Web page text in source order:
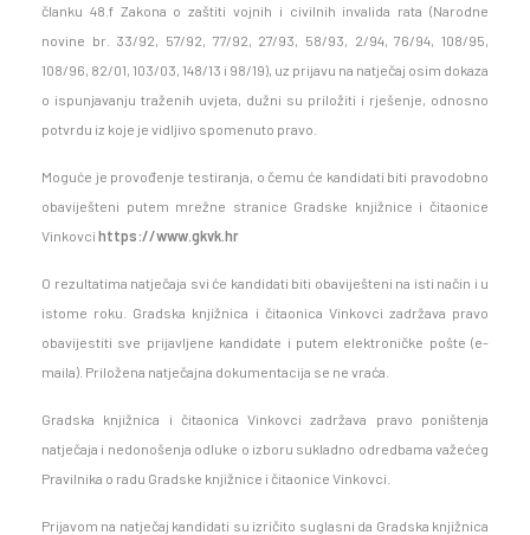
članku 48.f Zakona o zaštiti vojnih i civilnih invalida rata (Narodne
novine br. 33/92, 57/92, 77/92, 27/93, 58/93, 2/94, 76/94, 108/95,
108/96, 82/01, 103/03, 148/13 i 98/19), uz prijavu na natječaj osim dokaza
o ispunjavanju traženih uvjeta, dužni su priložiti i rješenje, odnosno
potvrdu iz koje je vidljivo spomenuto pravo.
Moguće je provođenje testiranja, o čemu će kandidati biti pravodobno
obaviješteni putem mrežne stranice Gradske knjižnice i čitaonice
Vinkovci https://www.gkvk.hr
O rezultatima natječaja svi će kandidati biti obaviješteni na isti način i u
istome roku. Gradska knjižnica i čitaonica Vinkovci zadržava pravo
obavijestiti sve prijavljene kandidate i putem elektroničke pošte (e-
maila). Priložena natječajna dokumentacija se ne vraća.
Gradska knjižnica i čitaonica Vinkovci zadržava pravo poništenja
natječaja i nedonošenja odluke o izboru sukladno odredbama važećeg
Pravilnika o radu Gradske knjižnice i čitaonice Vinkovci.
Prijavom na natječaj kandidati su izričito suglasni da Gradska knjižnica